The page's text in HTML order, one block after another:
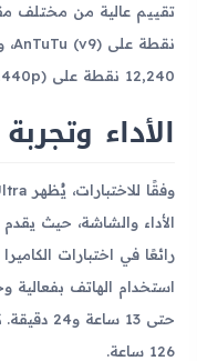
12,240 نقطة على 3DMark Wild Life (offscreen 1440p).
الأداء
رائعًا في اختبارات
استخدام الهاتف
حتى 13
126 ساعة.